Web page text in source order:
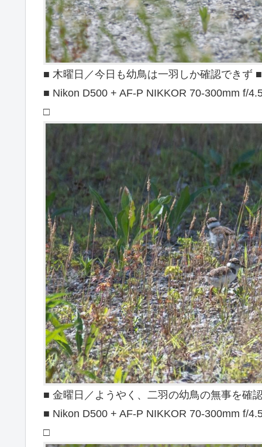
■ 木曜日／今日も幼鳥は一羽しか確認できず
■ Nikon D500 + AF-P NIKKOR 70-300mm f/
□
■ 金曜日／ようやく、二羽の幼鳥の無事を確
■ Nikon D500 + AF-P NIKKOR 70-300mm f/
□